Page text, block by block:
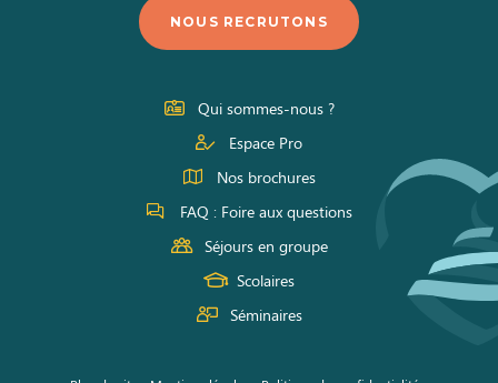
nous
sur
Facebook
nous
sur
Instagram
nous
sur
Youtube
NOUS RECRUTONS
Qui sommes-nous ?
Espace Pro
Nos brochures
FAQ : Foire aux questions
Séjours en groupe
Scolaires
Séminaires